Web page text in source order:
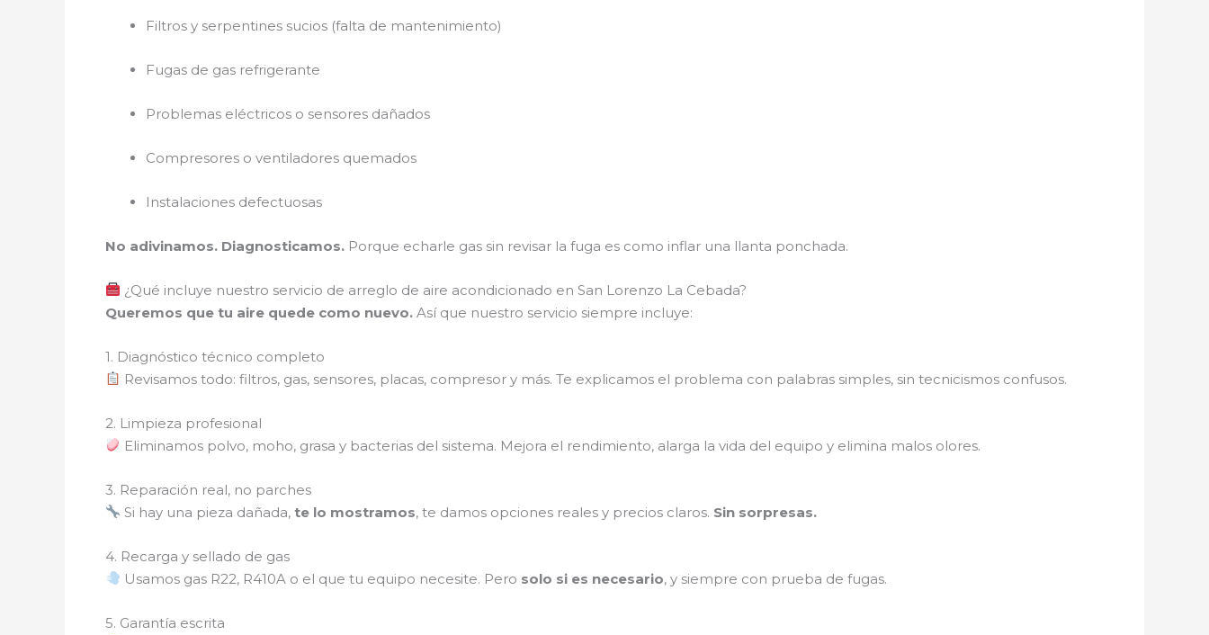
Filtros y serpentines sucios (falta de mantenimiento)
Fugas de gas refrigerante
Problemas eléctricos o sensores dañados
Compresores o ventiladores quemados
Instalaciones defectuosas
No adivinamos. Diagnosticamos. Porque echarle gas sin revisar la fuga es como inflar una llanta ponchada.
¿Qué incluye nuestro servicio de arreglo de aire acondicionado en San Lorenzo La Cebada?
Queremos que tu aire quede como nuevo. Así que nuestro servicio siempre incluye:
1. Diagnóstico técnico completo
Revisamos todo: filtros, gas, sensores, placas, compresor y más. Te explicamos el problema con palabras simples, sin tecnicismos confusos.
2. Limpieza profesional
Eliminamos polvo, moho, grasa y bacterias del sistema. Mejora el rendimiento, alarga la vida del equipo y elimina malos olores.
3. Reparación real, no parches
Si hay una pieza dañada,te lo mostramos, te damos opciones reales y precios claros. Sin sorpresas.
4. Recarga y sellado de gas
Usamos gas R22, R410A o el que tu equipo necesite. Pero solo si es necesario, y siempre con prueba de fugas.
5. Garantía escrita